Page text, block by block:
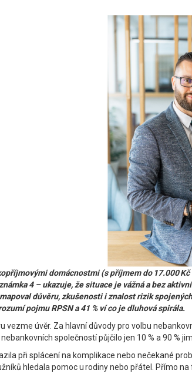
domácnostmi (s příjmem do 17.000
4 – ukazuje, že situace je vážná a bez
důvěru, zkušenosti i znalost rizik
pojmu RPSN a 41 % ví co je dluhová spirála.
vezme úvěr. Za hlavní důvody pro volbu
společností půjčilo jen 10 % a 90 %
při splácení na komplikace nebo nečekané
hledala pomoc u rodiny nebo přátel. Přímo